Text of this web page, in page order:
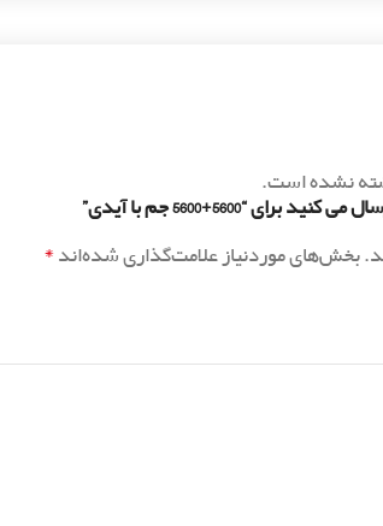
نشده است.
“5600+5600 جم با آیدی”
بخش‌های موردنیاز علامت‌گذاری شده‌اند*